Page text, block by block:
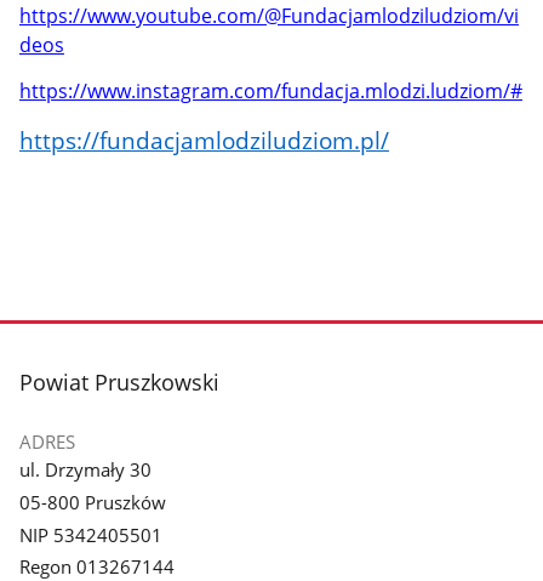
https://www.youtube.com/@Fundacjamlodziludziom/vi
deos
https://www.instagram.com/fundacja.mlodzi.ludziom/#
https://fundacjamlodziludziom.pl/
stopka
Powiat Pruszkowski
ADRES
ul. Drzymały 30
05-800 Pruszków
NIP 5342405501
Regon 013267144